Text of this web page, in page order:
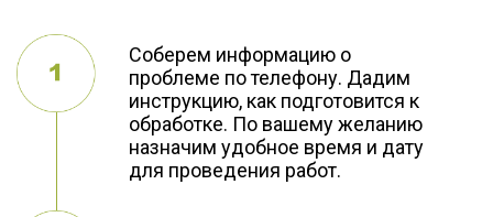
Соберем информацию о
проблеме по телефону. Дадим
инструкцию, как подготовится к
обработке. По вашему желанию
назначим удобное время и дату
для проведения работ.